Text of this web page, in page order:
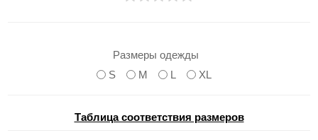
Размеры одежды
S
M L XL
Таблица соответствия размеров